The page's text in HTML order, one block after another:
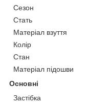
Сезон
Стать
Матеріал взуття
Колір
Стан
Матеріал підошви
Основні
Застібка